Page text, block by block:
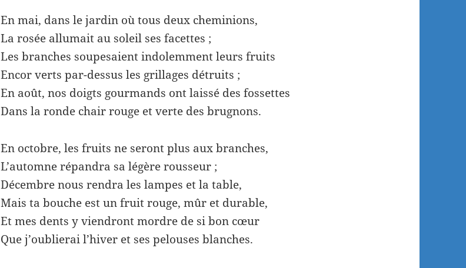
En mai, dans le jardin où tous deux cheminions,
La rosée allumait au soleil ses facettes ;
Les branches soupesaient indolemment leurs fruits
Encor verts par-dessus les grillages détruits ;
En août, nos doigts gourmands ont laissé des fossettes
Dans la ronde chair rouge et verte des brugnons.
En octobre, les fruits ne seront plus aux branches,
L’automne répandra sa légère rousseur ;
Décembre nous rendra les lampes et la table,
Mais ta bouche est un fruit rouge, mûr et durable,
Et mes dents y viendront mordre de si bon cœur
Que j’oublierai l’hiver et ses pelouses blanches.